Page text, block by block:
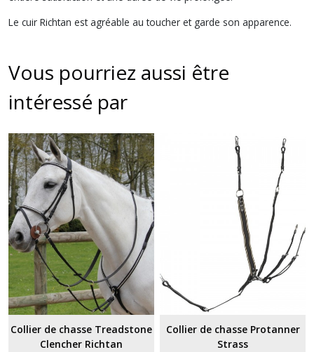
Le cuir Richtan est agréable au toucher et garde son apparence.
Vous pourriez aussi être
intéressé par
Collier de chasse Treadstone
Clencher Richtan
Collier de chasse Protanner
Strass